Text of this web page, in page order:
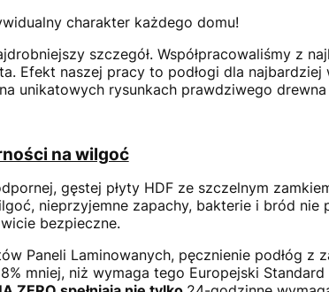
charakter każdego domu!
szczegół. Współpracowaliśmy z
Efekt naszej pracy to podłogi dla
unikatowych rysunkach prawdziwego drewna
na wilgoć
gęstej płyty HDF ze szczelnym
nieprzyjemne zapachy, bakterie i bród nie
bezpieczne.
Paneli Laminowanych, pęcznienie podłóg z
mniej, niż wymaga tego Europejski Standard